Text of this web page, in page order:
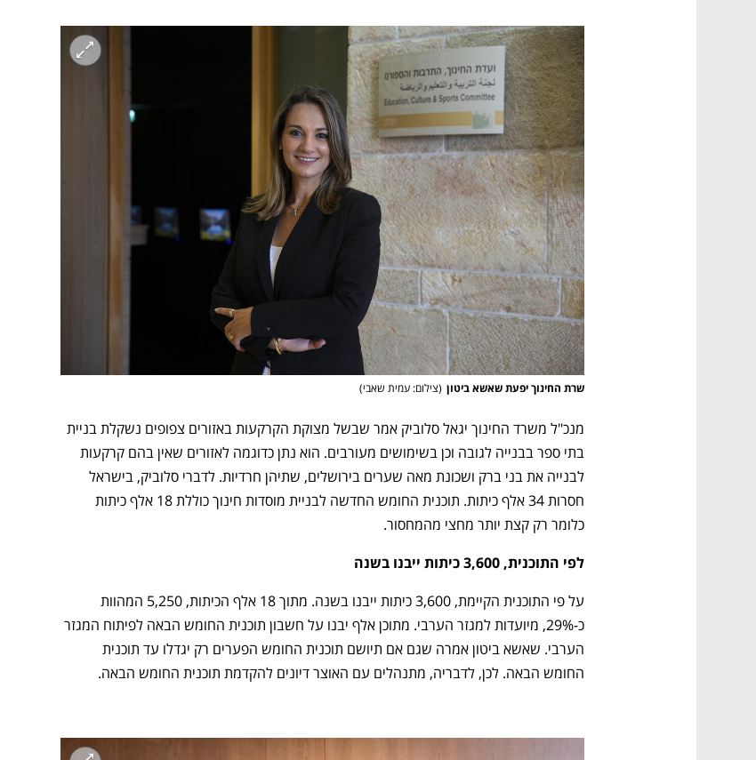
שרת החינוך יפעת שאשא ביטון (צילום: עמית שאבי)
כלומר רק קצת יותר מחצי מהמחסור.
לפי התוכנית, 3,600 כיתות ייבנו בשנה
החומש הבאה. לכן, לדבריה, מתנהלים עם האוצר דיונים להקדמת תוכנית החומש הבאה.